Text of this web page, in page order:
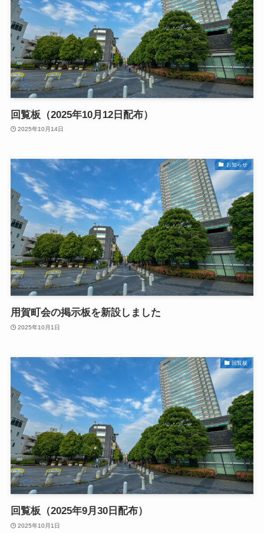
回覧板（2025年10月12日配布）
2025年10月14日
お知らせ
用賀町会の掲示板を新設しました
2025年10月1日
回覧板
回覧板（2025年9月30日配布）
2025年10月1日